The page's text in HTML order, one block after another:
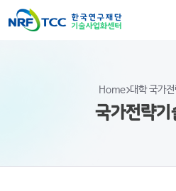
Home 대학 국가
국가전략